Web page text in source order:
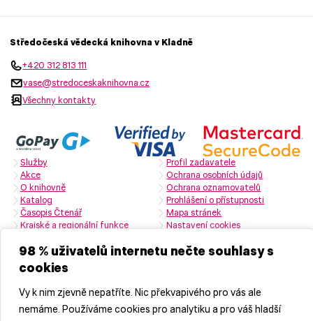
98 % uživatelů internetu nečte souhlasy s
cookies
Vy k nim zjevně nepatříte. Nic překvapivého pro vás ale
nemáme. Používáme cookies pro analytiku a pro váš hladší
Středočeská vědecká knihovna v Kladně
+420 312 813 111
vase@stredoceskaknihovna.cz
Všechny kontakty
Služby
Akce
O knihovně
Katalog
Časopis Čtenář
Krajské a regionální funkce
Profil zadavatele
Ochrana osobních údajů
Ochrana oznamovatelů
Prohlášení o přístupnosti
Mapa stránek
Nastavení cookies
Naši partneři